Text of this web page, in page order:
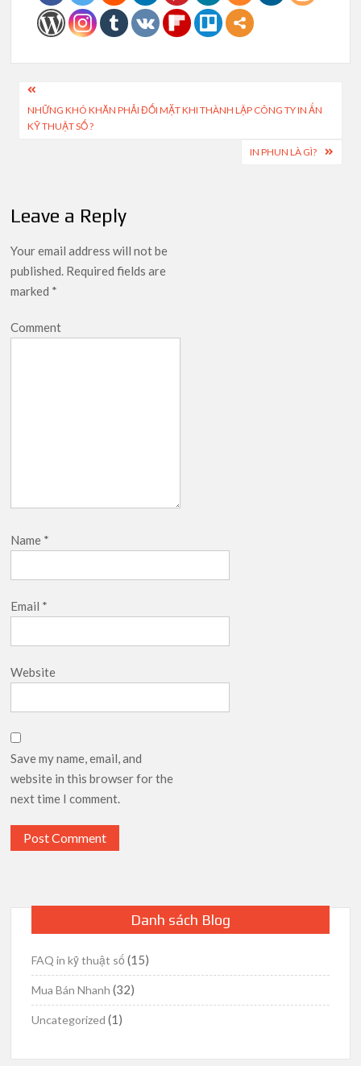
Post
navigation
NHỮNG KHÓ KHĂN PHẢI ĐỐI MẶT KHI THÀNH LẬP CÔNG TY IN ẤN
KỸ THUẬT SỐ ?
IN PHUN LÀ GÌ?
Leave a Reply
Your email address will not be
published. Required fields are
marked *
Comment
Name *
Email *
Website
Save my name, email, and
website in this browser for the
next time I comment.
Danh sách Blog
FAQ in kỹ thuật số (15)
Mua Bán Nhanh (32)
Uncategorized (1)